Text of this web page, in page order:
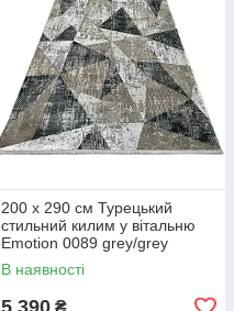
200 x 290 см Турецький
стильний килим у вітальню
Emotion 0089 grey/grey
овальної форми
В наявності
5 390 ₴